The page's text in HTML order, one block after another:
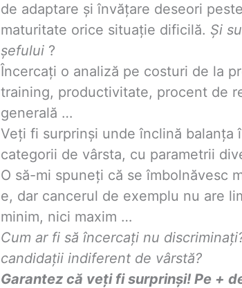
de adaptare şi învățare deseori
maturitate orice situație dificilă. Şi
șefului ?
Încercați o analiză pe costuri de la
training, productivitate, procent de
generală …
Veți fi surprinși unde înclină balanța
categorii de vârsta, cu parametrii
O să-mi spuneți că se îmbolnăvesc
e, dar cancerul de exemplu nu are
minim, nici maxim …
Cum ar fi să încercați nu
candidații indiferent de vârstă?
Garantez că veți fi surprinși! Pe +